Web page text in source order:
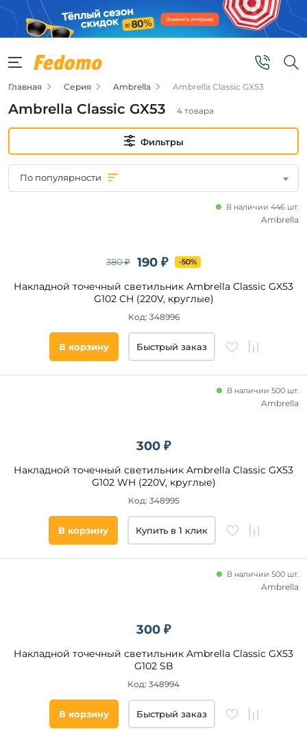
Фильтры
Цена
от
Цвет
Цвет
основания
Стиль
Главная Серия Ambrella Ambrella Classic GX53
Ambrella Classic GX53 4 товара
Фильтры
По популярности
190 ₽
380 ₽ -50%
Накладной точечный светильник Ambrella Classic GX53
G102 СH (220V, круглые)
В наличии 446 шт.
Код: 348996
Ambrella
В корзину Быстрый заказ
300 ₽
Накладной точечный светильник Ambrella Classic GX53
G102 WH (220V, круглые)
В наличии 500 шт.
Код: 348995
Ambrella
В корзину Купить в 1 клик
300 ₽
Накладной точечный светильник Ambrella Classic GX53
G102 SB
В наличии 500 шт.
Код: 348994
Ambrella
В корзину Быстрый заказ